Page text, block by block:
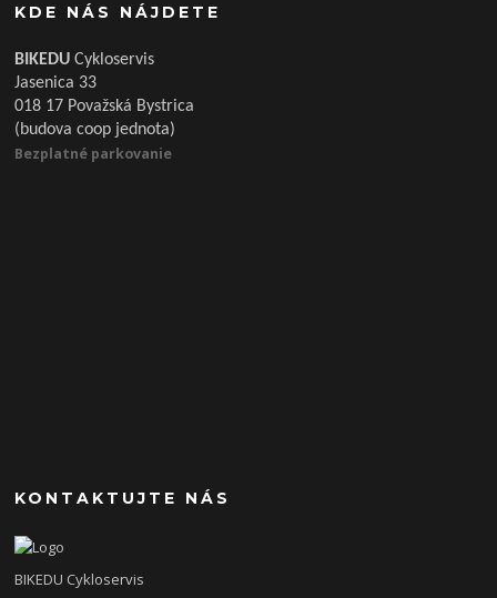
KDE NÁS NÁJDETE
BIKEDUCykloservis
Jasenica 33
018 17 Považská Bystrica
(budova coop jednota)
Bezplatné parkovanie
KONTAKTUJTE NÁS
BIKEDU Cykloservis